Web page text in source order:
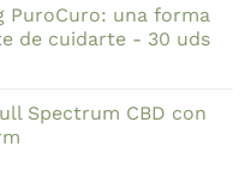
PuroCuro: una forma
de cuidarte - 30 uds
€.
Spectrum CBD con